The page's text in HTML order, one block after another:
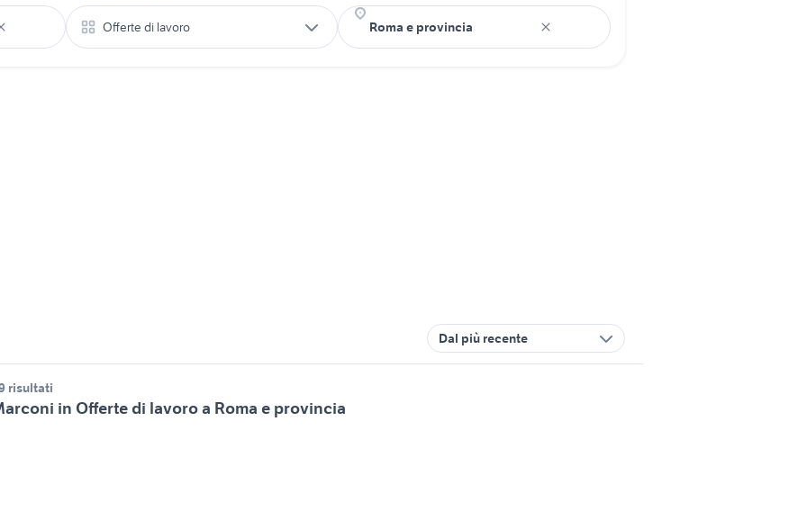
Offerte di lavoro
Dal più recente
risultati
in Offerte di lavoro a Roma e provincia